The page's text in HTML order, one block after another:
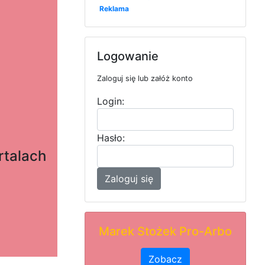
Reklama
Logowanie
Zaloguj się lub załóż konto
Login:
Hasło:
Zaloguj się
Marek Stożek Pro-Arbo
Zobacz